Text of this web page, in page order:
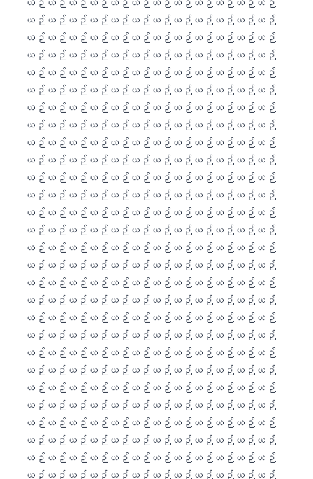
ไทย
ភាសាខ្មែរ
Kiswahili
አማርኛ
Українська
O‘zbekcha
Català
Қазақ тілі
Suomi
Hrvatski
Slovenčina
پښتو
سنڌي
සිංහල
অসমীয়া
Galego
Latviešu valoda
Македонски јазик
Euskara